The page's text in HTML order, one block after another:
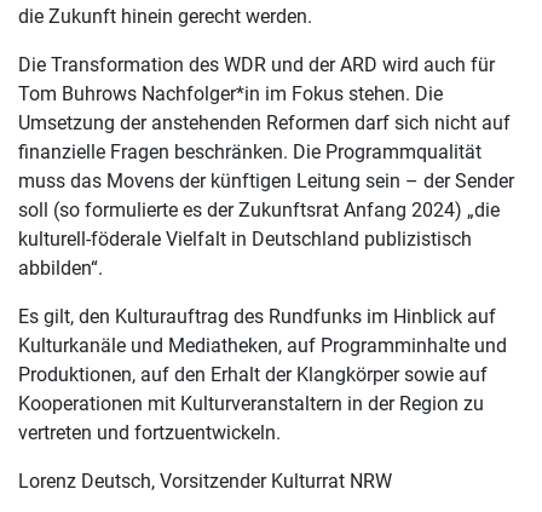
die Zukunft hinein gerecht werden.
Die Transformation des WDR und der ARD wird auch für
Tom Buhrows Nachfolger*in im Fokus stehen. Die
Umsetzung der anstehenden Reformen darf sich nicht auf
finanzielle Fragen beschränken. Die Programmqualität
muss das Movens der künftigen Leitung sein – der Sender
soll (so formulierte es der Zukunftsrat Anfang 2024) „die
kulturell-föderale Vielfalt in Deutschland publizistisch
abbilden“.
Es gilt, den Kulturauftrag des Rundfunks im Hinblick auf
Kulturkanäle und Mediatheken, auf Programminhalte und
Produktionen, auf den Erhalt der Klangkörper sowie auf
Kooperationen mit Kulturveranstaltern in der Region zu
vertreten und fortzuentwickeln.
Lorenz Deutsch, Vorsitzender Kulturrat NRW